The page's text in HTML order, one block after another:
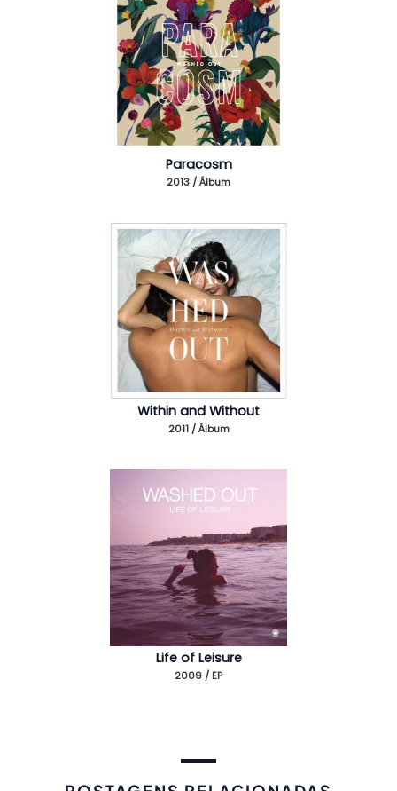
Paracosm
2013 / Álbum
Within and Without
2011 / Álbum
Life of Leisure
2009 / EP